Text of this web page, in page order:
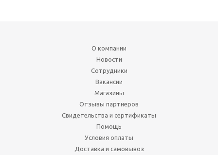
О компании
Новости
Сотрудники
Вакансии
Магазины
Отзывы партнеров
Свидетельства и сертификаты
Помощь
Условия оплаты
Доставка и самовывоз